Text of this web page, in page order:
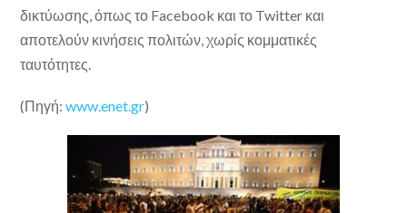
δικτύωσης, όπως το Facebook και το Twitter και
αποτελούν κινήσεις πολιτών, χωρίς κομματικές
ταυτότητες.
(Πηγή:www.enet.gr)